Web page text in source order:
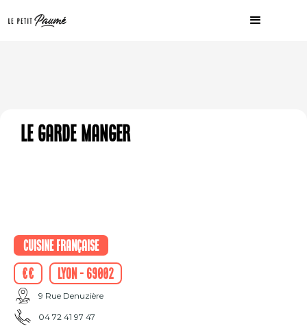
Le Garde Manger
Cuisine française
€€
Lyon - 69002
9 Rue Denuzière
04 72 41 97 47